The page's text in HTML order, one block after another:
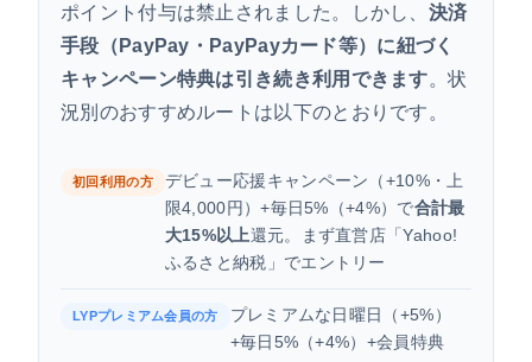
Yahoo!ふるさと納税の寄附手順（お得な日に合わ
せた進め方）
Yahoo!ふるさと納税キャンペーンのよくある質問
ポイント
ポイント付与は禁止されました。しかし、 決済
手段（PayPay・PayPayカード等）に紐づく
キャンペーン特典は引き続き利用できます。状
況別のおすすめルートは以下のとおりです。
初回利用の方
デビュー応援キャンペーン（+10%・上
限4,000円）+毎日5%（+4%）で合計最
大15%以上還元。まず直営店「Yahoo!
ふるさと納税」でエントリー
LYPプレミアム会員の方
プレミアムな日曜日（+5%）
+毎日5%（+4%）+会員特典